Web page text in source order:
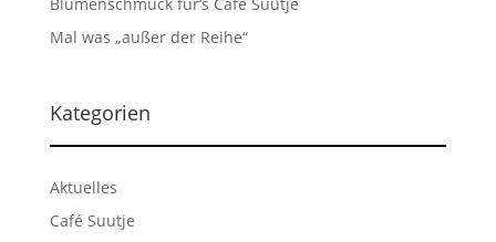
Mal was „außer der Reihe“
Kategorien
Aktuelles
Café Suutje